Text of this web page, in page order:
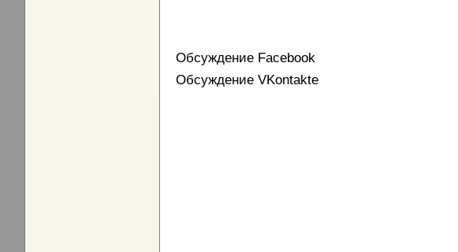
Обсуждение Facebook
Обсуждение VKontakte